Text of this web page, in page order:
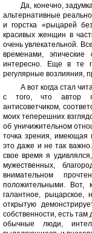
Да, конечно,
альтернативные
и горстка «рыцарей
красивых женщин в
очень увлекательной.
временами,
интересно. Еще в те
регулярные возлияния,
А вот когда стал
с того, что автор
антисоветчиком,
моих теперешних
об уничижительном
точка зрения, имеющая
это даже и не так
свое время я
мужественных,
внимательном
положительными.
галантное,
открытую
собственности, есть
обычные люди,